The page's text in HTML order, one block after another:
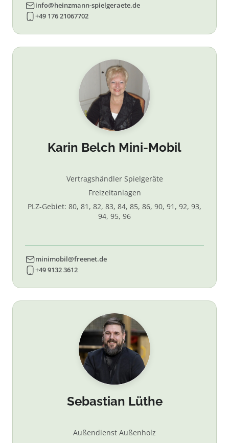
info@heinzmann-spielgeraete.de
+49 176 21067702
Karin Belch Mini-Mobil
Vertragshändler Spielgeräte
Freizeitanlagen
PLZ-Gebiet: 80, 81, 82, 83, 84, 85, 86, 90, 91, 92, 93,
94, 95, 96
minimobil@freenet.de
+49 9132 3612
Sebastian Lüthe
Außendienst Außenholz